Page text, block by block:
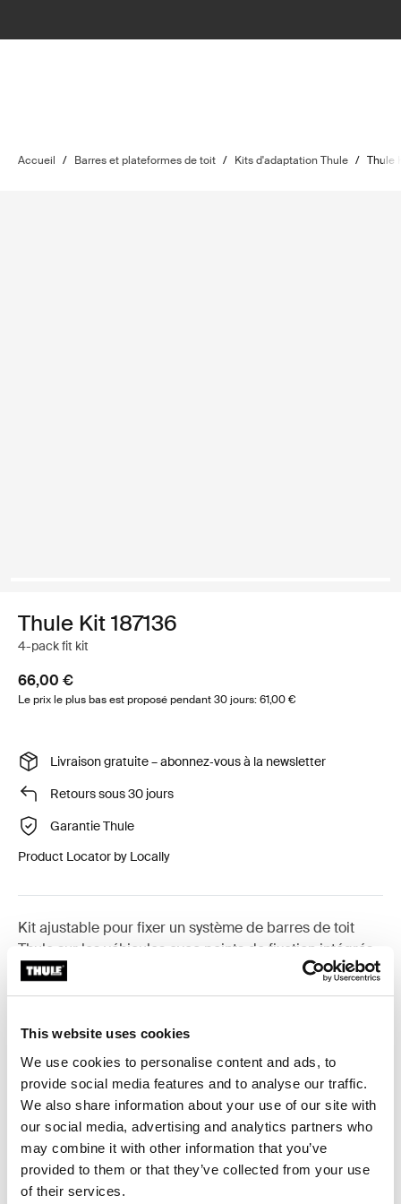
This website uses cookies
We use cookies to personalise content and ads, to
provide social media features and to analyse our traffic.
We also share information about your use of our site with
our social media, advertising and analytics partners who
may combine it with other information that you’ve
provided to them or that they’ve collected from your use
of their services.
Accueil / Barres et plateformes de toit / Kits d'adaptation Thule / Thule
Thule Kit 187136
4-pack fit kit
66,00 €
Le prix le plus bas est proposé pendant 30 jours: 61,00 €
Livraison gratuite – abonnez‑vous à la newsletter
Retours sous 30 jours
Garantie Thule
Product Locator by Locally
Kit ajustable pour fixer un système de barres de toit
Thule sur les véhicules avec points de fixation intégrés,
profil en T ou points de fixation préexistants.
Toggle features
Toutes les caractéristiques
Toggle techspec
Caractéristiques techniques
Toggle guides and instructions
Instructions